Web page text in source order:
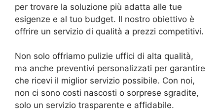
per trovare la soluzione più adatta alle tue
esigenze e al tuo budget. Il nostro obiettivo è
offrire un servizio di qualità a prezzi competitivi.
Non solo offriamo pulizie uffici di alta qualità,
ma anche preventivi personalizzati per garantire
che ricevi il miglior servizio possibile. Con noi,
non ci sono costi nascosti o sorprese sgradite,
solo un servizio trasparente e affidabile.